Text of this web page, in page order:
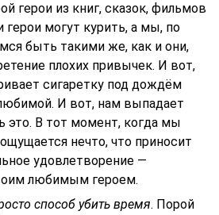
герои из книг, сказок, фильмов
герои могут курить, а мы, по
быть такими же, как и они,
плохих привычек. И вот,
сигаретку под дождём
И вот, нам выпадает
это. В тот момент, когда мы
нечто, что приносит
удовлетворение —
любимым героем.
способ убить время. Порой